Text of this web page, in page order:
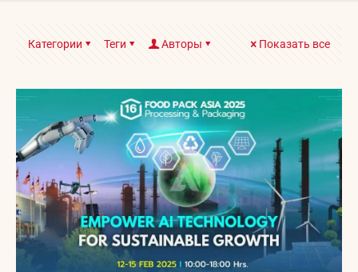
Категории Теги Авторы Показать все